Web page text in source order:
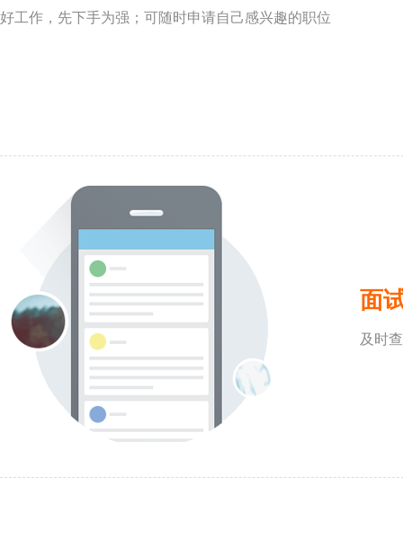
好工作，先下手为强；可随时申请自己感兴趣的职位
面
及时